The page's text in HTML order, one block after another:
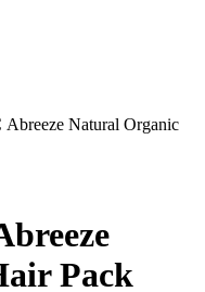
Natural Organic
Pack